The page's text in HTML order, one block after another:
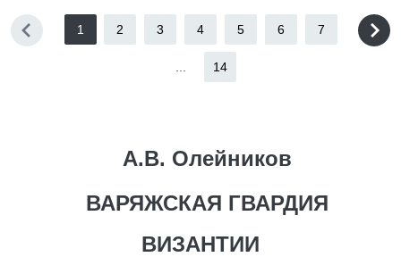
1 2 3 4 5 6 7
14
А.В. Олейников
ВАРЯЖСКАЯ ГВАРДИЯ
ВИЗАНТИИ